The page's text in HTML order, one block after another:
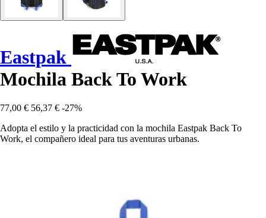
Eastpak
Mochila Back To Work
77,00 € 56,37 € -27%
Adopta el estilo y la practicidad con la mochila Eastpak Back To
Work, el compañero ideal para tus aventuras urbanas.